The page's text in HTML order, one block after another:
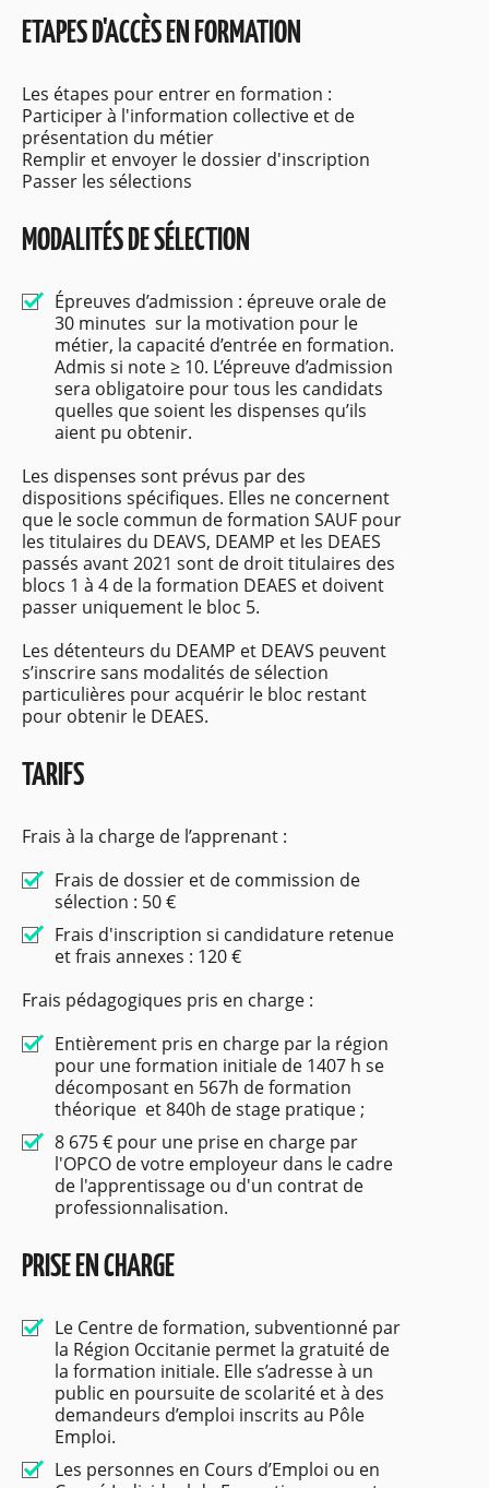
ETAPES D'ACCÈS EN FORMATION
Les étapes pour entrer en formation :
Participer à l'information collective et de
présentation du métier
Remplir et envoyer le dossier d'inscription
Passer les sélections
MODALITÉS DE SÉLECTION
Épreuves d’admission : épreuve orale de
30 minutes sur la motivation pour le
métier, la capacité d’entrée en formation.
Admis si note ≥ 10. L’épreuve d’admission
sera obligatoire pour tous les candidats
quelles que soient les dispenses qu’ils
aient pu obtenir.
Les dispenses sont prévus par des
dispositions spécifiques. Elles ne concernent
que le socle commun de formation SAUF pour
les titulaires du DEAVS, DEAMP et les DEAES
passés avant 2021 sont de droit titulaires des
blocs 1 à 4 de la formation DEAES et doivent
passer uniquement le bloc 5.
Les détenteurs du DEAMP et DEAVS peuvent
s’inscrire sans modalités de sélection
particulières pour acquérir le bloc restant
pour obtenir le DEAES.
TARIFS
Frais à la charge de l’apprenant :
Frais de dossier et de commission de
sélection : 50 €
Frais d'inscription si candidature retenue
et frais annexes : 120 €
Frais pédagogiques pris en charge :
Entièrement pris en charge par la région
pour une formation initiale de 1407 h se
décomposant en 567h de formation
théorique et 840h de stage pratique ;
8 675 € pour une prise en charge par
l'OPCO de votre employeur dans le cadre
de l'apprentissage ou d'un contrat de
professionnalisation.
PRISE EN CHARGE
Le Centre de formation, subventionné par
la Région Occitanie permet la gratuité de
la formation initiale. Elle s’adresse à un
public en poursuite de scolarité et à des
demandeurs d’emploi inscrits au Pôle
Emploi.
Les personnes en Cours d’Emploi ou en